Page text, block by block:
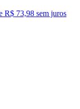
R$ 73,98 sem juros